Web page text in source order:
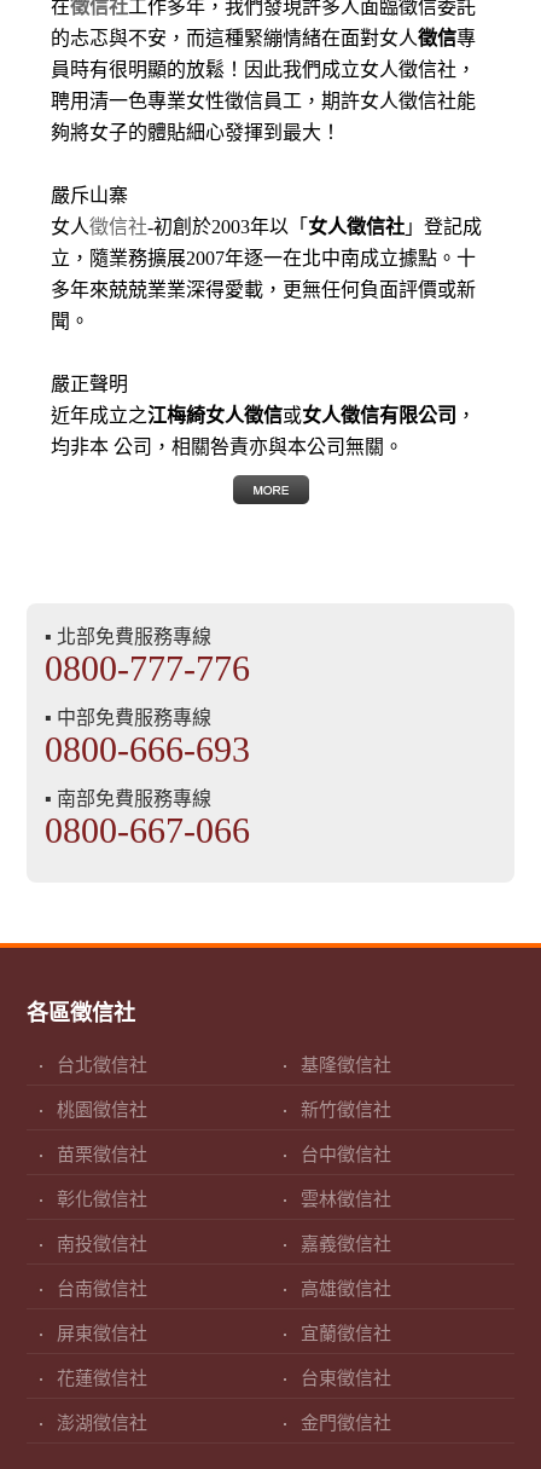
在徵信社工作多年，我們發現許多人面臨徵信委託
的忐忑與不安，而這種緊繃情緒在面對女人徵信專
員時有很明顯的放鬆！因此我們成立女人徵信社，
聘用清一色專業女性徵信員工，期許女人徵信社能
夠將女子的體貼細心發揮到最大 ！
嚴斥山寨
女人徵信社-初創於2003年以「 女人徵信社 」登記成
立，隨業務擴展2007年逐一在北中南成立據點。十
多年來兢兢業業深得愛載，更無任何負面評價或新
聞。
嚴正聲明
近年成立之江梅綺女人徵信或女人徵信有限公司 ，
均非本 公司，相關咎責亦與本公司無關。
▪ 北部免費服務專線
0800-777-776
▪ 中部免費服務專線
0800-666-693
▪ 南部免費服務專線
0800-667-066
各區徵信社
台北徵信社 基隆徵信社
桃園徵信社 新竹徵信社
苗栗徵信社 台中徵信社
彰化徵信社 雲林徵信社
南投徵信社 嘉義徵信社
台南徵信社 高雄徵信社
屏東徵信社 宜蘭徵信社
花蓮徵信社 台東徵信社
澎湖徵信社 金門徵信社